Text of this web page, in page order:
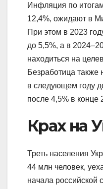
Инфляция по
12,4%, ожидают в
При этом в 2023
до 5,5%, а в
находиться на
Безработица также
в следующем году
после 4,5% в конце
Крах на
Треть населения
44 млн человек,
начала российской